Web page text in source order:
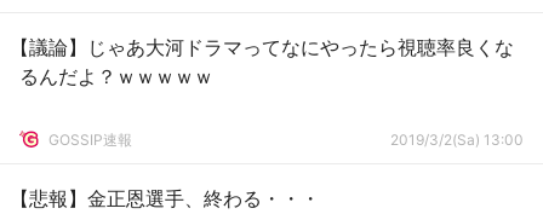
【議論】じゃあ大河ドラマってなにやったら視聴率良くな
るんだよ？ｗｗｗｗｗ
GOSSIP速報 2019/3/2(Sa) 13:00
【悲報】金正恩選手、終わる・・・